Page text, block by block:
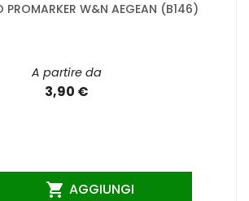
PROMARKER W&N AEGEAN (B146)
A partire da
3,90 €
 AGGIUNGI